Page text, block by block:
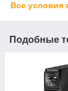
Все условия
Подобные